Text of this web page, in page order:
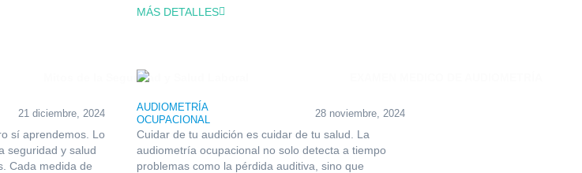
MÁS DETALLES
21 diciembre, 2024
sí aprendemos. Lo
seguridad y salud
Cada medida de
AUDIOMETRÍA
OCUPACIONAL
28 noviembre, 2024
Cuidar de tu audición es cuidar de tu salud. La
audiometría ocupacional no solo detecta a tiempo
problemas como la pérdida auditiva, sino que